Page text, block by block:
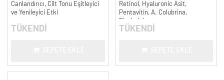
Canlandırıcı, Cilt Tonu Eşitleyici
ve Yenileyici Etki
TÜKENDİ
Retinol, Hyaluronic Asit,
Pentavitin, A. Colubrina,
Bisabolol
TÜKENDİ